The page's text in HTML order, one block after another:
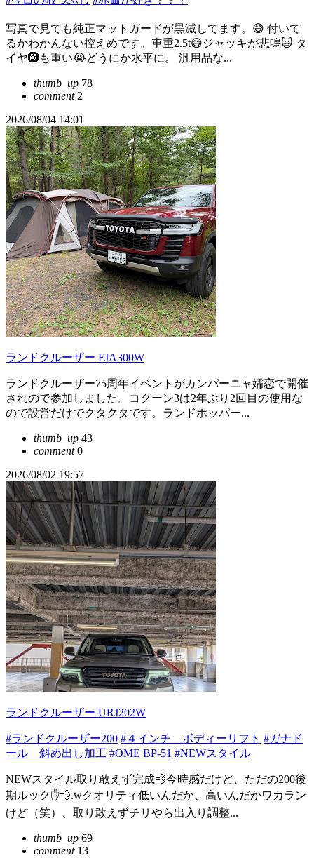
写真で見ても純正マットガードが黒滅してます。😅 付いて
るかわかんない控えめです。車重2.5t😅ジャッキが悲鳴🙀 タ
イヤ🛞も重い😭どうにか水平に。 汎用品な...
thumb_up 78
comment2
2026/08/04 14:01
ランドクルーザー FJA300W
ランドクルーザー75周年イベントがカンパーニャ嬬恋で開催
されので参加しました。コクーン3は2年ぶり2回目の使用な
ので設営だけでクタクタです。ランドホッパー...
thumb_up 43
comment0
2026/08/02 19:57
ランドクルーザー URJ202W
#ランドクルーザー200 #４インチ ボディーリフト #ガナド
ール 斜め出し加工 #OME BP-51 #NEWスタイル
NEWスタイル取り敢えず完成💨今時感だけど、ただの200後
期ルック✋💨.wクオリティ低いんだか、高いんだかワカラン
けど（笑）、取り敢えずチリやら出入り調整...
thumb_up 69
comment13